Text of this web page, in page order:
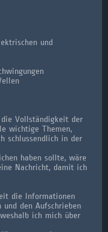
und
Vollständigkeit der
wichtige Themen,
schlussendlich in der
haben sollte, wäre
Nachricht, damit ich
die Informationen
und den Aufschrieben
ich mich über